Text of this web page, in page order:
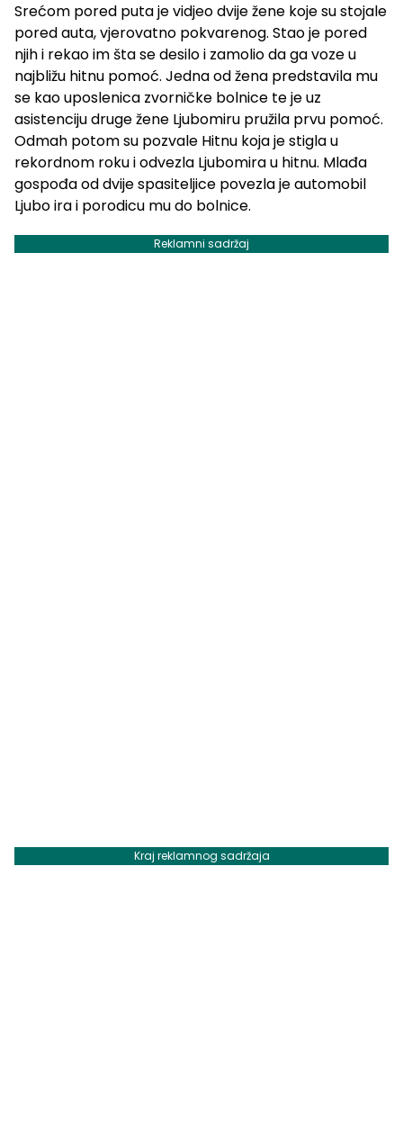
Srećom pored puta je vidjeo dvije žene koje su stojale
pored auta, vjerovatno pokvarenog. Stao je pored
njih i rekao im šta se desilo i zamolio da ga voze u
najbližu hitnu pomoć. Jedna od žena predstavila mu
se kao uposlenica zvorničke bolnice te je uz
asistenciju druge žene Ljubomiru pružila prvu pomoć.
Odmah potom su pozvale Hitnu koja je stigla u
rekordnom roku i odvezla Ljubomira u hitnu. Mlađa
gospođa od dvije spasiteljice povezla je automobil
Ljubo ira i porodicu mu do bolnice.
Reklamni sadržaj
Kraj reklamnog sadržaja